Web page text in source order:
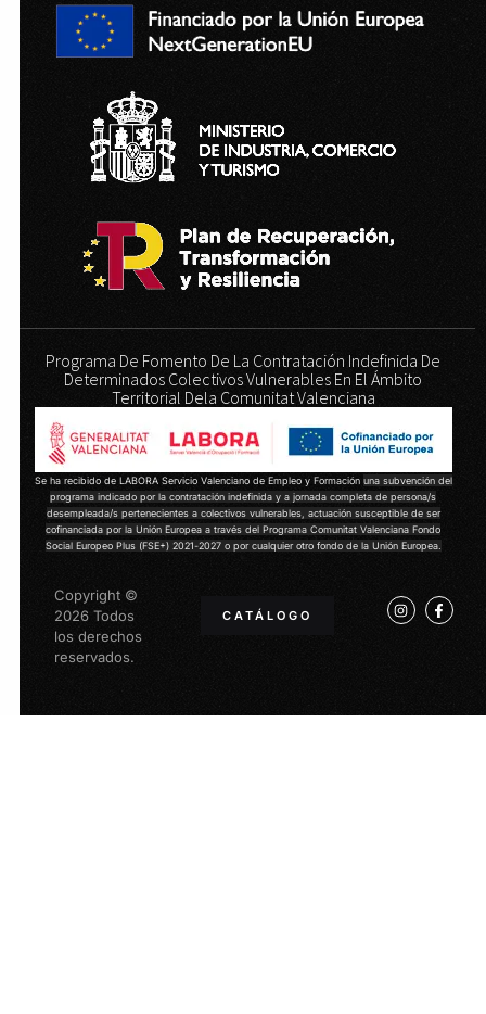
Programa De Fomento De La Contratación Indefinida De
Determinados Colectivos Vulnerables En El Ámbito
Territorial Dela Comunitat Valenciana
Se ha recibido de LABORA Servicio Valenciano de Empleo y Formación una subvención del
programa indicado por la contratación indefinida y a jornada completa de persona/s
desempleada/s pertenecientes a colectivos vulnerables, actuación susceptible de ser
cofinanciada por la Unión Europea a través del Programa Comunitat Valenciana Fondo
Social Europeo Plus (FSE+) 2021-2027 o por cualquier otro fondo de la Unión Europea.
Copyright ©
2026 Todos
los derechos
reservados.
CATÁLOGO